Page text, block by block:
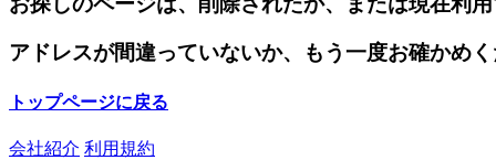
アドレスが間違っていないか、もう一度お確かめ
トップページに戻る
会社紹介 利用規約